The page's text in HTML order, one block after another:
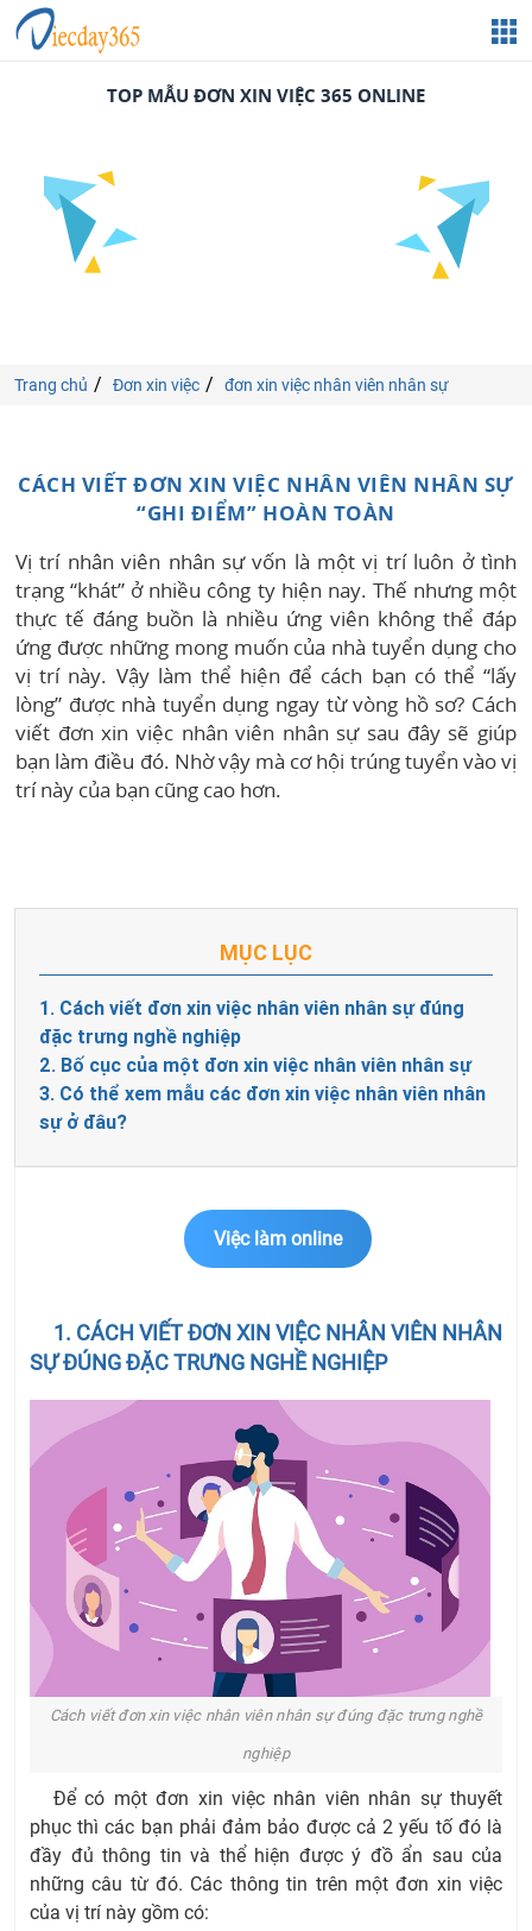
TOP MẪU ĐƠN XIN VIỆC 365 ONLINE
Trang chủ Đơn xin việc đơn xin việc nhân viên nhân sự
CÁCH VIẾT ĐƠN XIN VIỆC NHÂN VIÊN NHÂN SỰ
“GHI ĐIỂM” HOÀN TOÀN
Vị trí nhân viên nhân sự vốn là một vị trí luôn ở tình
trạng “khát” ở nhiều công ty hiện nay. Thế nhưng một
thực tế đáng buồn là nhiều ứng viên không thể đáp
ứng được những mong muốn của nhà tuyển dụng cho
vị trí này. Vậy làm thể hiện để cách bạn có thể “lấy
lòng” được nhà tuyển dụng ngay từ vòng hồ sơ? Cách
viết đơn xin việc nhân viên nhân sự sau đây sẽ giúp
bạn làm điều đó. Nhờ vậy mà cơ hội trúng tuyển vào vị
trí này của bạn cũng cao hơn.
MỤC LỤC
1. Cách viết đơn xin việc nhân viên nhân sự đúng
đặc trưng nghề nghiệp
2. Bố cục của một đơn xin việc nhân viên nhân sự
3. Có thể xem mẫu các đơn xin việc nhân viên nhân
sự ở đâu?
Việc làm online
1. CÁCH VIẾT ĐƠN XIN VIỆC NHÂN VIÊN NHÂN
SỰ ĐÚNG ĐẶC TRƯNG NGHỀ NGHIỆP
Cách viết đơn xin việc nhân viên nhân sự đúng đặc trưng nghề
nghiệp
Để có một đơn xin việc nhân viên nhân sự thuyết
phục thì các bạn phải đảm bảo được cả 2 yếu tố đó là
đầy đủ thông tin và thể hiện được ý đồ ẩn sau của
những câu từ đó. Các thông tin trên một đơn xin việc
của vị trí này gồm có: